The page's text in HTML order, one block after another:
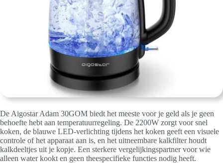
De Aigostar Adam 30GOM biedt het meeste voor je geld als je geen
behoefte hebt aan temperatuurregeling. De 2200W zorgt voor snel
koken, de blauwe LED-verlichting tijdens het koken geeft een visuele
controle of het apparaat aan is, en het uitneembare kalkfilter houdt
kalkdeeltjes uit je kopje. Een sterkere vergelijkingspartner voor wie
alleen water kookt en geen theespecifieke functies nodig heeft.